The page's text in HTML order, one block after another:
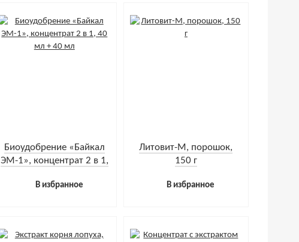
Биоудобрение «Байкал
ЭМ-1», концентрат 2 в 1,
В избранное
Литовит-М, порошок,
150 г
В избранное